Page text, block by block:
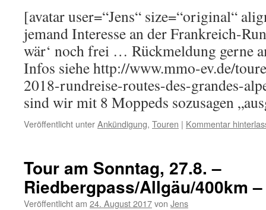
[avatar user=“Jens“ size=“original“
jemand Interesse an der Frankreich-
wär‘ noch frei … Rückmeldung gerne
Infos siehe http://www.mmo-ev.de/
2018-rundreise-routes-des-grandes-
sind wir mit 8 Moppeds sozusagen
Veröffentlicht unterAnkündigung, Touren | Kommentar
Tour am Sonntag, 27.8. –
Riedbergpass/Allgäu/400km
Veröffentlicht am 24. August 2017von Jens